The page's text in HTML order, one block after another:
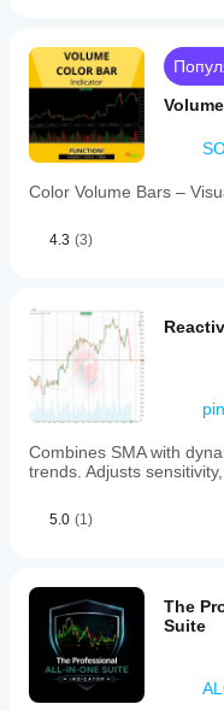
Color Volume Bars –
4.3 (3)
Combines SMA with
trends. Adjusts
5.0 (1)
The
Suite